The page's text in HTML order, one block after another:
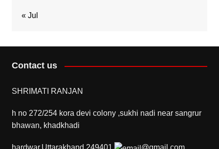
« Jul
Contact us
SHRIMATI RANJAN
h no 272/254 kora devi colony ,sukhi nadi near sangrur
bhawan, khadkhadi